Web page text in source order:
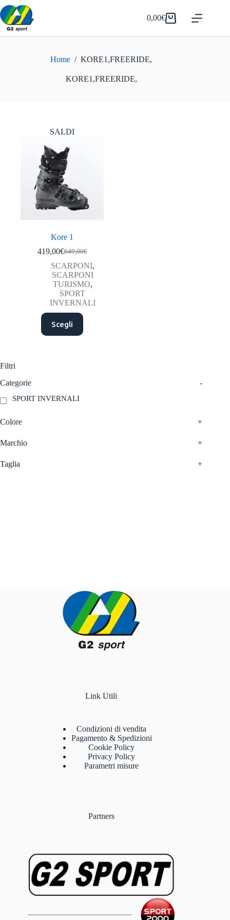
Salta
al
contenuto
Carrello
0,00€
Home / KORE1,FREERIDE,
KORE1,FREERIDE,
SALDI
Kore 1
649,00€
Il
prezzo
originale
era:
649,00€.
419,00€Il
prezzo
attuale
è:
419,00€.
SCARPONI,
SCARPONI
TURISMO,
SPORT
INVERNALI
Scegli
Questo
prodotto
ha
scelte
Filtri
Categorie
-
SPORT INVERNALI
Colore +
Marchio +
Taglia +
Link Utili
Condizioni di vendita
Pagamento & Spedizioni
Cookie Policy
Privacy Policy
Parametri misure
Partners